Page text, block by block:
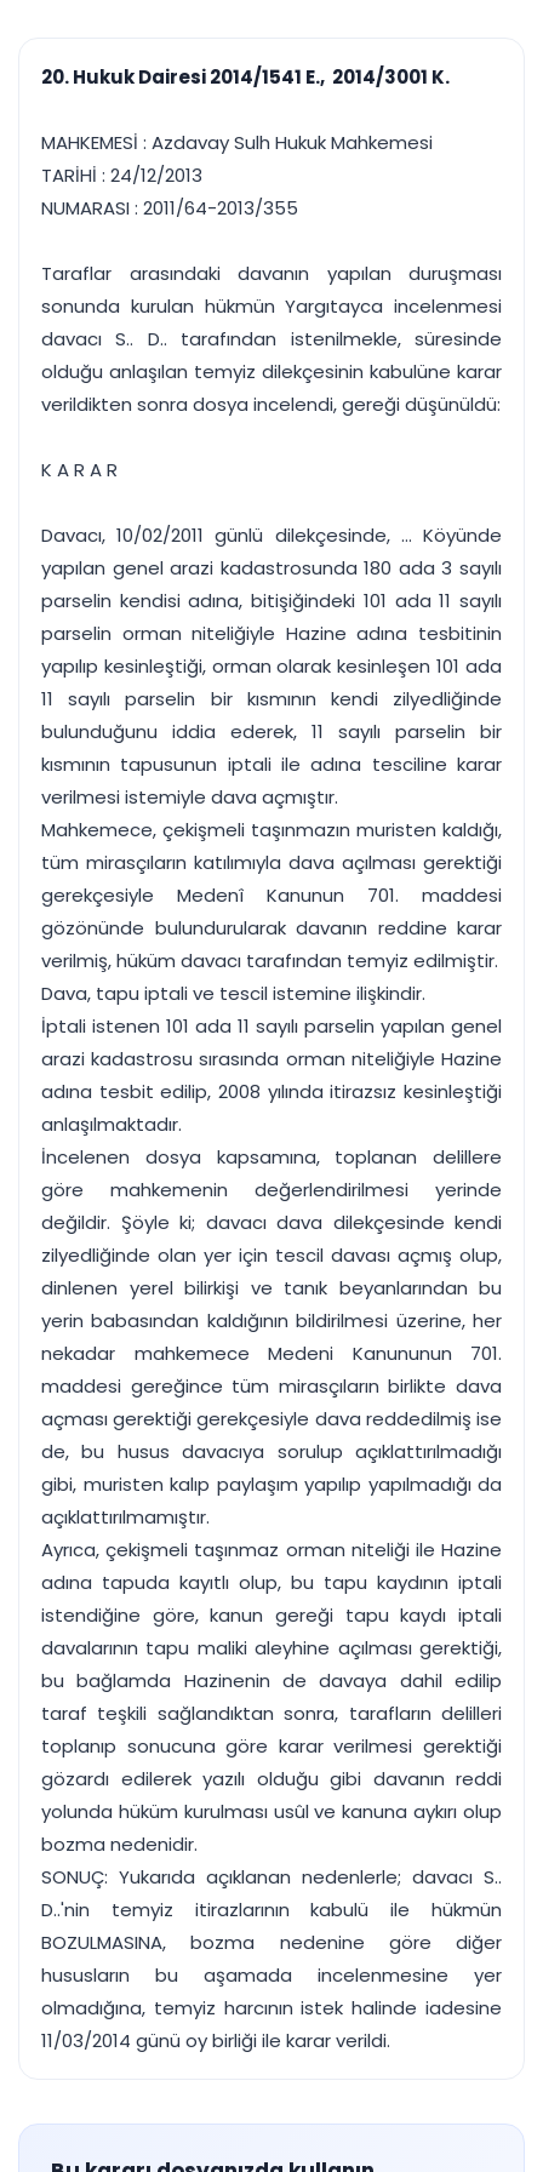
Duruşma ve görev
takvimi
Bildirim
Süreleri asla kaçırmayın
takibi
rapor
Tek panelde uçtan uca yönetim
Tüm özellikleri inceleyin Ücretsiz Başlayın
20. Hukuk Dairesi 2014/1541 E., 2014/3001 K.
MAHKEMESİ : Azdavay Sulh Hukuk Mahkemesi
TARİHİ : 24/12/2013
NUMARASI : 2011/64-2013/355
Taraflar arasındaki davanın yapılan duruşması
sonunda kurulan hükmün Yargıtayca incelenmesi
davacı S.. D.. tarafından istenilmekle, süresinde
olduğu anlaşılan temyiz dilekçesinin kabulüne karar
verildikten sonra dosya incelendi, gereği düşünüldü:
K A R A R
Davacı, 10/02/2011 günlü dilekçesinde, ... Köyünde
yapılan genel arazi kadastrosunda 180 ada 3 sayılı
parselin kendisi adına, bitişiğindeki 101 ada 11 sayılı
parselin orman niteliğiyle Hazine adına tesbitinin
yapılıp kesinleştiği, orman olarak kesinleşen 101 ada
11 sayılı parselin bir kısmının kendi zilyedliğinde
bulunduğunu iddia ederek, 11 sayılı parselin bir
kısmının tapusunun iptali ile adına tesciline karar
verilmesi istemiyle dava açmıştır.
Mahkemece, çekişmeli taşınmazın muristen kaldığı,
tüm mirasçıların katılımıyla dava açılması gerektiği
gerekçesiyle Medenî Kanunun 701. maddesi
gözönünde bulundurularak davanın reddine karar
verilmiş, hüküm davacı tarafından temyiz edilmiştir.
Dava, tapu iptali ve tescil istemine ilişkindir.
İptali istenen 101 ada 11 sayılı parselin yapılan genel
arazi kadastrosu sırasında orman niteliğiyle Hazine
adına tesbit edilip, 2008 yılında itirazsız kesinleştiği
anlaşılmaktadır.
İncelenen dosya kapsamına, toplanan delillere
göre mahkemenin değerlendirilmesi yerinde
değildir. Şöyle ki; davacı dava dilekçesinde kendi
zilyedliğinde olan yer için tescil davası açmış olup,
dinlenen yerel bilirkişi ve tanık beyanlarından bu
yerin babasından kaldığının bildirilmesi üzerine, her
nekadar mahkemece Medeni Kanununun 701.
maddesi gereğince tüm mirasçıların birlikte dava
açması gerektiği gerekçesiyle dava reddedilmiş ise
de, bu husus davacıya sorulup açıklattırılmadığı
gibi, muristen kalıp paylaşım yapılıp yapılmadığı da
açıklattırılmamıştır.
Ayrıca, çekişmeli taşınmaz orman niteliği ile Hazine
adına tapuda kayıtlı olup, bu tapu kaydının iptali
istendiğine göre, kanun gereği tapu kaydı iptali
davalarının tapu maliki aleyhine açılması gerektiği,
bu bağlamda Hazinenin de davaya dahil edilip
taraf teşkili sağlandıktan sonra, tarafların delilleri
toplanıp sonucuna göre karar verilmesi gerektiği
gözardı edilerek yazılı olduğu gibi davanın reddi
yolunda hüküm kurulması usûl ve kanuna aykırı olup
bozma nedenidir.
SONUÇ: Yukarıda açıklanan nedenlerle; davacı S..
D..'nin temyiz itirazlarının kabulü ile hükmün
BOZULMASINA, bozma nedenine göre diğer
hususların bu aşamada incelenmesine yer
olmadığına, temyiz harcının istek halinde iadesine
11/03/2014 günü oy birliği ile karar verildi.